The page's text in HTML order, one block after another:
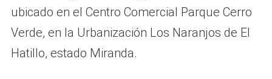
ubicado en el Centro Comercial Parque Cerro
Verde, en la Urbanización Los Naranjos de El
Hatillo, estado Miranda.